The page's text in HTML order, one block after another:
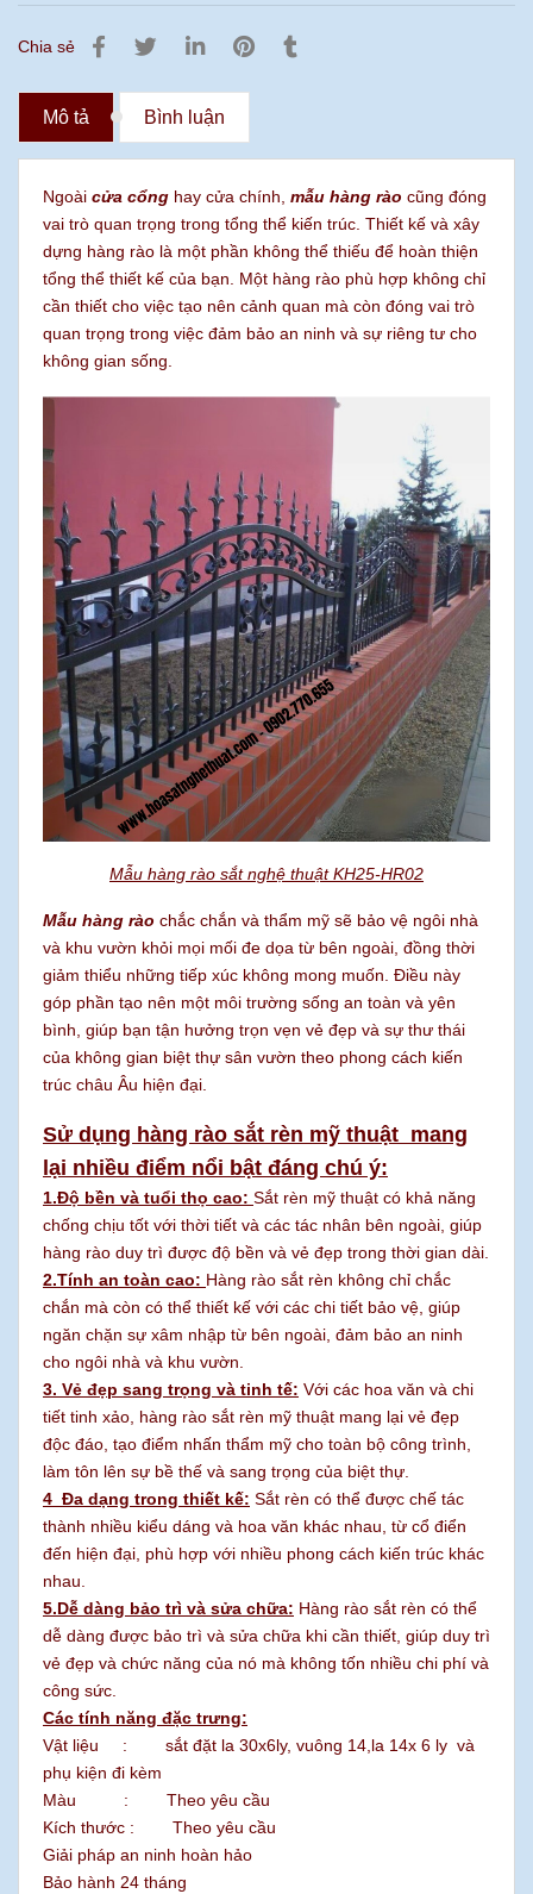
Chia sẻ
Mô tả Bình luận
Ngoài cửa cổng hay cửa chính, mẫu hàng rào cũng đóng
vai trò quan trọng trong tổng thể kiến trúc. Thiết kế và xây
dựng hàng rào là một phần không thể thiếu để hoàn thiện
tổng thể thiết kế của bạn. Một hàng rào phù hợp không chỉ
cần thiết cho việc tạo nên cảnh quan mà còn đóng vai trò
quan trọng trong việc đảm bảo an ninh và sự riêng tư cho
không gian sống.
Mẫu hàng rào sắt nghệ thuật KH25-HR02
Mẫu hàng rào chắc chắn và thẩm mỹ sẽ bảo vệ ngôi nhà
và khu vườn khỏi mọi mối đe dọa từ bên ngoài, đồng thời
giảm thiểu những tiếp xúc không mong muốn. Điều này
góp phần tạo nên một môi trường sống an toàn và yên
bình, giúp bạn tận hưởng trọn vẹn vẻ đẹp và sự thư thái
của không gian biệt thự sân vườn theo phong cách kiến
trúc châu Âu hiện đại.
Sử dụng hàng rào sắt rèn mỹ thuật mang
lại nhiều điểm nổi bật đáng chú ý:
1.Độ bền và tuổi thọ cao: Sắt rèn mỹ thuật có khả năng
chống chịu tốt với thời tiết và các tác nhân bên ngoài, giúp
hàng rào duy trì được độ bền và vẻ đẹp trong thời gian dài.
2.Tính an toàn cao: Hàng rào sắt rèn không chỉ chắc
chắn mà còn có thể thiết kế với các chi tiết bảo vệ, giúp
ngăn chặn sự xâm nhập từ bên ngoài, đảm bảo an ninh
cho ngôi nhà và khu vườn.
3. Vẻ đẹp sang trọng và tinh tế: Với các hoa văn và chi
tiết tinh xảo, hàng rào sắt rèn mỹ thuật mang lại vẻ đẹp
độc đáo, tạo điểm nhấn thẩm mỹ cho toàn bộ công trình,
làm tôn lên sự bề thế và sang trọng của biệt thự.
4 Đa dạng trong thiết kế: Sắt rèn có thể được chế tác
thành nhiều kiểu dáng và hoa văn khác nhau, từ cổ điển
đến hiện đại, phù hợp với nhiều phong cách kiến trúc khác
nhau.
5.Dễ dàng bảo trì và sửa chữa: Hàng rào sắt rèn có thể
dễ dàng được bảo trì và sửa chữa khi cần thiết, giúp duy trì
vẻ đẹp và chức năng của nó mà không tốn nhiều chi phí và
công sức.
Các tính năng đặc trưng:
Vật liệu : sắt đặt la 30x6ly, vuông 14,la 14x 6 ly và
phụ kiện đi kèm
Màu : Theo yêu cầu
Kích thước : Theo yêu cầu
Giải pháp an ninh hoàn hảo
Bảo hành 24 tháng